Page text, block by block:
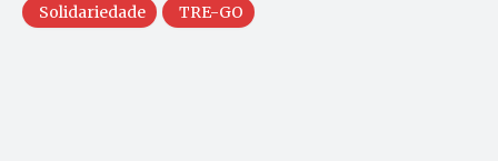
Solidariedade
TRE-GO